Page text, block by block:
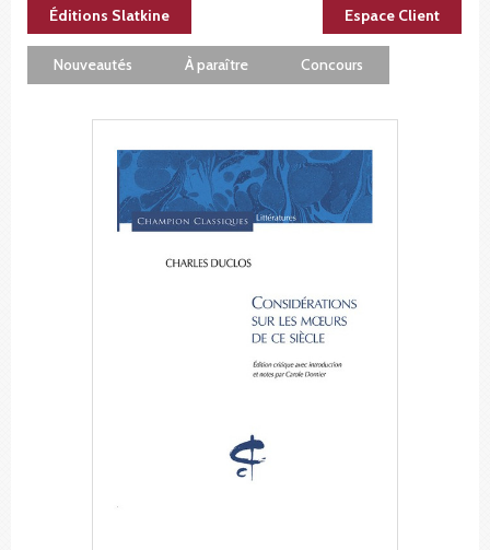
Éditions Slatkine Espace Client
Nouveautés À paraître Concours